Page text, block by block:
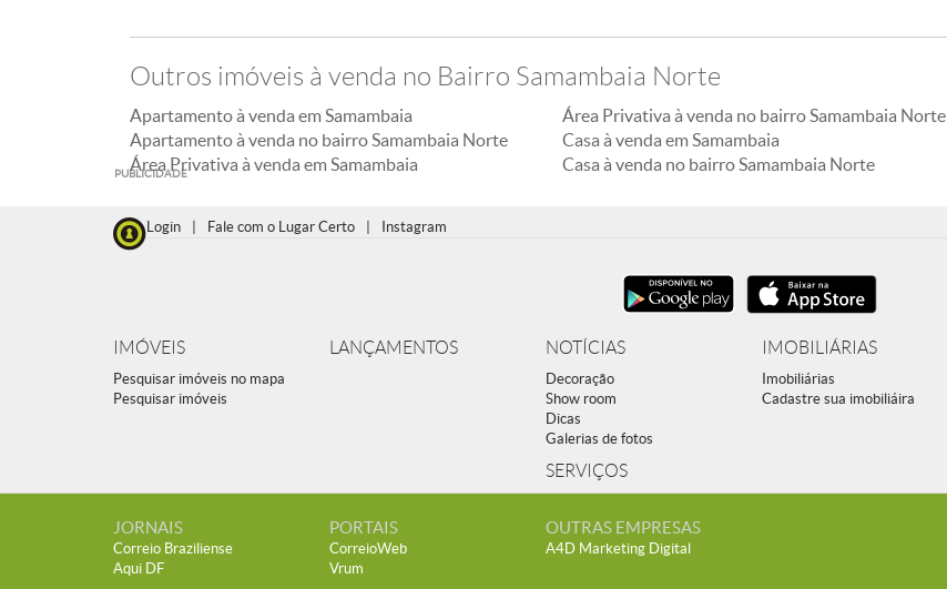
Outros imóveis à venda no Bairro Samambaia Norte
Apartamento à venda em Samambaia
Apartamento à venda no bairro Samambaia Norte
Área Privativa à venda em Samambaia
Área Privativa à venda no bairro Samambaia Norte
Casa à venda em Samambaia
Casa à venda no bairro Samambaia Norte
PUBLICIDADE
Login Fale com o Lugar Certo Instagram
IMÓVEIS
Pesquisar imóveis no mapa
Pesquisar imóveis
LANÇAMENTOS NOTÍCIAS
Decoração
Show room
Dicas
Galerias de fotos
SERVIÇOS
IMOBILIÁRIAS
Imobiliárias
Cadastre sua imobiliáira
JORNAIS
Correio Braziliense
Aqui DF
PORTAIS
CorreioWeb
Vrum
OUTRAS EMPRESAS
A4D Marketing Digital